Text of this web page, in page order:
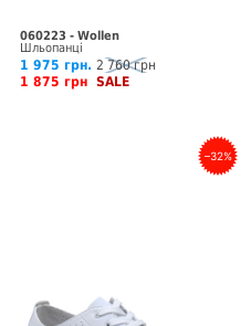
060223 - Wollen
Шльопанці
1 975 грн. 2 760 грн
1 875 грн SALE
–32%